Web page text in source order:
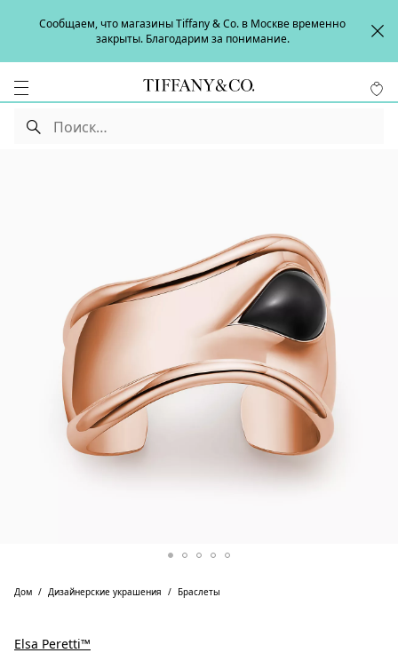
Сообщаем, что магазины Tiffany & Co. в Москве временно
закрыты. Благодарим за понимание.
Дом Дизайнерские украшения Браслеты
Elsa Peretti™